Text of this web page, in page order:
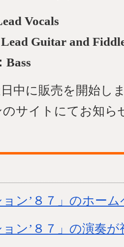
Vocals
Guitar and
Bass
中に販売を開始し
のサイトにてお知
ョン’８７」のホー
ョン’８７」の演奏